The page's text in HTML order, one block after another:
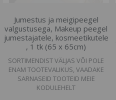
Jumestus ja meigipeegel
valgustusega, Makeup peegel
jumestajatele, kosmeetikutele
, 1 tk (65 x 65cm)
SORTIMENDIST VÄLJAS VÕI POLE
ENAM TOOTEVALIKUS, VAADAKE
SARNASEID TOOTEID MEIE
KODULEHELT